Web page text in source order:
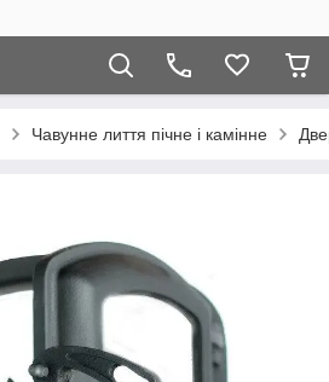
Чавунне лиття пічне і камінне